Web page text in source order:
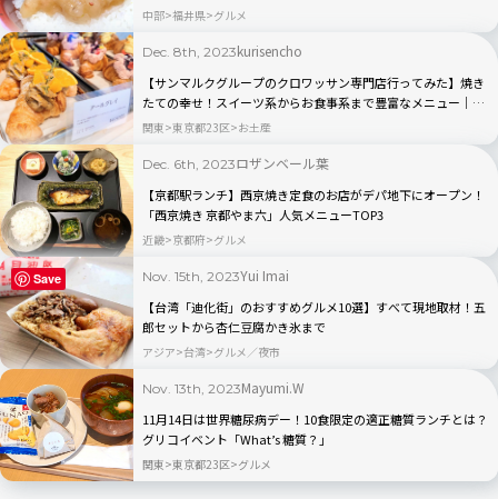
中部 福井県 グルメ
Dec. 8th, 2023kurisencho
【サンマルクグループのクロワッサン専門店行ってみた】焼き
たての幸せ！スイーツ系からお食事系まで豊富なメニュー｜自
由が丘
関東 東京都23区 お土産
Dec. 6th, 2023ロザンベール葉
【京都駅ランチ】西京焼き定食のお店がデパ地下にオープン！
「西京焼き 京都やま六」人気メニューTOP3
近畿 京都府 グルメ
Nov. 15th, 2023Yui Imai
【台湾「迪化街」のおすすめグルメ10選】すべて現地取材！五
郎セットから杏仁豆腐かき氷まで
アジア 台湾 グルメ／夜市
Nov. 13th, 2023Mayumi.W
11月14日は世界糖尿病デー！10食限定の適正糖質ランチとは？
グリコイベント「What’s 糖質？」
関東 東京都23区 グルメ
Save